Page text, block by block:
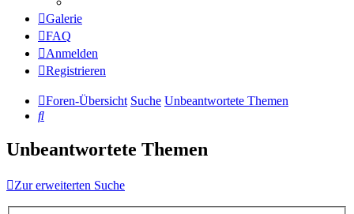
Galerie
FAQ
Anmelden
Registrieren
Foren-Übersicht Suche Unbeantwortete Themen
Suche
Unbeantwortete Themen
Zur erweiterten Suche